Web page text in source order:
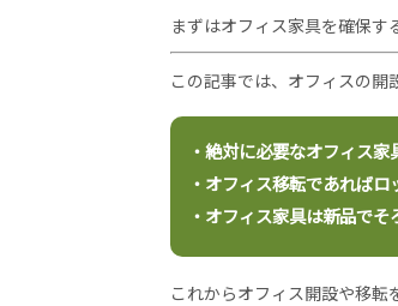
まずはオフィス家具を確保す
この記事では、オフィスの開
・絶対に必要なオフィス家
・オフィス移転であれば
・オフィス家具は新品で
これからオフィス開設や移転